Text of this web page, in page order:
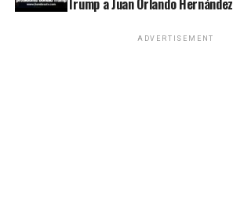
ADVERTISEMENT